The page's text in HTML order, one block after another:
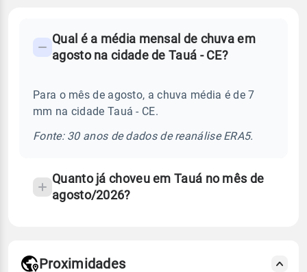
Perguntas
sobre
chuva
Qual é a média mensal de chuva em
agosto na cidade de Tauá - CE?
Para o mês de agosto, a chuva média é de 7
mm na cidade Tauá - CE.
Fonte: 30 anos de dados de reanálise ERA5.
Quanto já choveu em Tauá no mês de
agosto/2026?
Proximidades